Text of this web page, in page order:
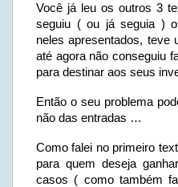
Você já leu os outros 3
seguiu ( ou já seguia )
neles apresentados, teve
até agora não conseguiu
para destinar aos seus
Então o seu problema
não das entradas …
Como falei no primeiro
para quem deseja
casos ( como também